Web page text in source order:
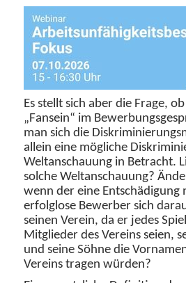
Es stellt sich aber die Frage,
„Fansein“ im
man sich die
allein eine mögliche
Weltanschauung in Betracht.
solche Weltanschauung?
wenn der eine Entschädigung
erfolglose Bewerber sich
seinen Verein, da er jedes
Mitglieder des Vereins seien,
und seine Söhne die
Vereins tragen würden?